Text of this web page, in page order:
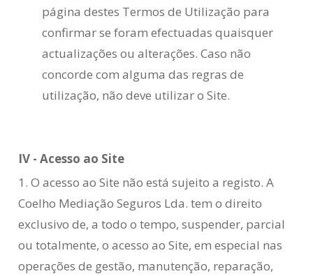
página destes Termos de Utilização para
confirmar se foram efectuadas quaisquer
actualizações ou alterações. Caso não
concorde com alguma das regras de
utilização, não deve utilizar o Site.
IV - Acesso ao Site
1. O acesso ao Site não está sujeito a registo. A
Coelho Mediação Seguros Lda. tem o direito
exclusivo de, a todo o tempo, suspender, parcial
ou totalmente, o acesso ao Site, em especial nas
operações de gestão, manutenção, reparação,